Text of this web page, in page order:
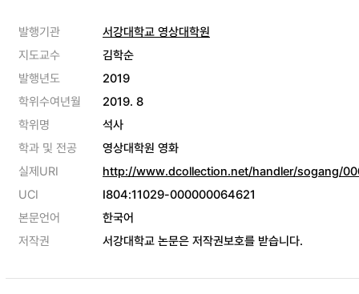
발행기관
서강대학교 영상대학원
지도교수
김학순
발행년도
2019
학위수여년월
2019. 8
학위명
석사
학과 및 전공
영상대학원 영화
실제URI
http://www.dcollection.net/handler/sogang/
UCI
I804:11029-000000064621
본문언어
한국어
저작권
서강대학교 논문은 저작권보호를 받습니다.